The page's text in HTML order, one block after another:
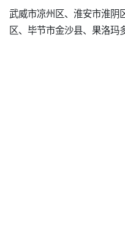
武威市凉州区、淮安市淮阴
区、毕节市金沙县、果洛玛